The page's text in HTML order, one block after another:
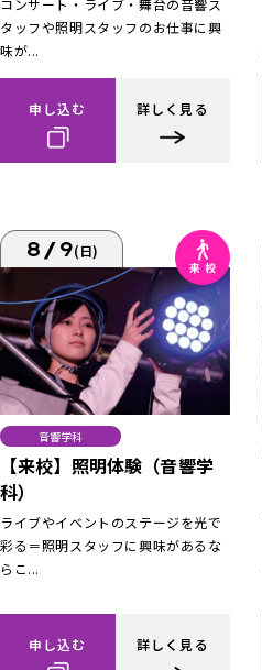
コンサート・ライブ・舞台の音響ス
タッフや照明スタッフのお仕事に興
味が...
申し込む 詳しく見る
8/9(日)
音響学科
【来校】照明体験（音響学
科）
ライブやイベントのステージを光で
彩る＝照明スタッフに興味があるな
らこ...
申し込む 詳しく見る